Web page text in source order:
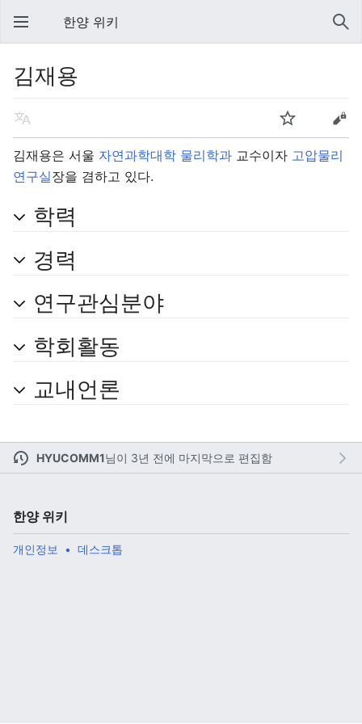
한양 위키
김재용
다 주 편
김재용은 서울 자연과학대학 물리학과 교수이자 고압물리
연구실장을 겸하고 있다.
학력
경력
연구관심분야
학회활동
교내언론
HYUCOMM1님이 3년 전에 마지막으로 편집함
한양 위키
개인정보 데스크톱